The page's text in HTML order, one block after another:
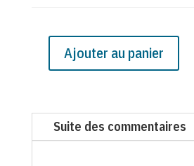
quantité
581
du
Ajouter au panier
Suite des commentaires